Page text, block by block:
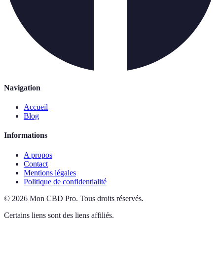
Navigation
Accueil
Blog
Informations
A propos
Contact
Mentions légales
Politique de confidentialité
© 2026 Mon CBD Pro. Tous droits réservés.
Certains liens sont des liens affiliés.